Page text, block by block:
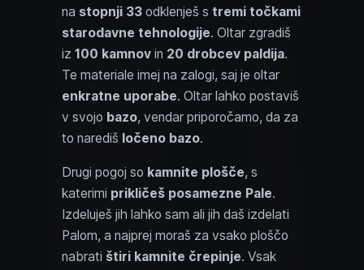
na stopnji 33 odklenješ s tremi točkami
starodavne tehnologije. Oltar zgradiš
iz 100 kamnov in 20 drobcev paldija.
Te materiale imej na zalogi, saj je oltar
enkratne uporabe. Oltar lahko postaviš
v svojo bazo, vendar priporočamo, da za
to narediš ločeno bazo.
Drugi pogoj so kamnite plošče, s
katerimi prikličeš posamezne Pale.
Izdeluješ jih lahko sam ali jih daš izdelati
Palom, a najprej moraš za vsako ploščo
nabrati štiri kamnite črepinje. Vsak